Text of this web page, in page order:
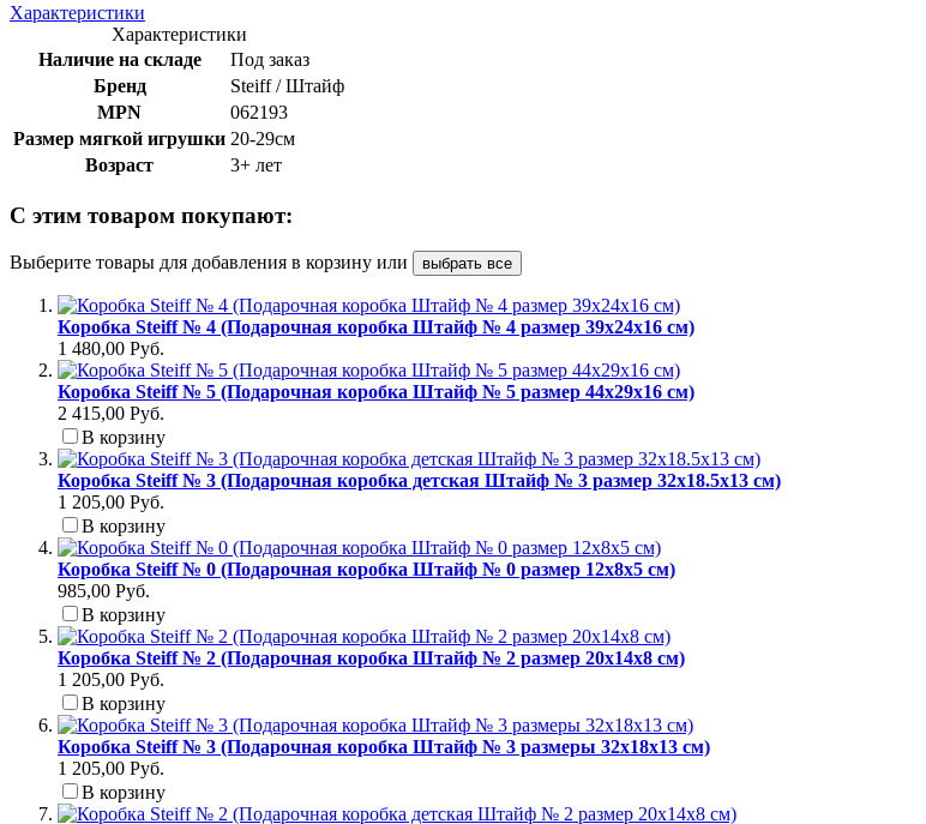
Характеристики
Характеристики
Наличие на складе
Под заказ
Бренд
Steiff / Штайф
MPN
062193
Размер мягкой игрушки 20-29см
Возраст
3+ лет
С этим товаром покупают:
Выберите товары для добавления в корзину или выбрать все
Коробка Steiff № 4 (Подарочная коробка Штайф № 4 размер 39х24х16 см)
1 480,00 Руб.
Коробка Steiff № 5 (Подарочная коробка Штайф № 5 размер 44х29х16 см)
2 415,00 Руб.
В корзину
Коробка Steiff № 3 (Подарочная коробка детская Штайф № 3 размер 32x18.5x13 см)
1 205,00 Руб.
В корзину
Коробка Steiff № 0 (Подарочная коробка Штайф № 0 размер 12x8x5 см)
985,00 Руб.
В корзину
Коробка Steiff № 2 (Подарочная коробка Штайф № 2 размер 20x14x8 см)
1 205,00 Руб.
В корзину
Коробка Steiff № 3 (Подарочная коробка Штайф № 3 размеры 32x18x13 см)
1 205,00 Руб.
В корзину